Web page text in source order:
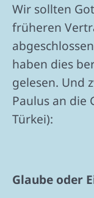
Wir sollten
früheren
haben dies
gelesen. Und
Paulus an die
Türkei):
Glaube oder